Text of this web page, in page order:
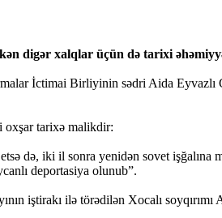
digər xalqlar üçün də tarixi
İctimai Birliyinin sədri Aida
oxşar tarixə malikdir:
də, iki il sonra yenidən sovet
deportasiya olunub”.
iştirakı ilə törədilən Xocalı soyqırımı